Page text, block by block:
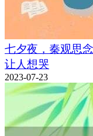
七夕夜，秦观思
让人想哭
2023-07-23